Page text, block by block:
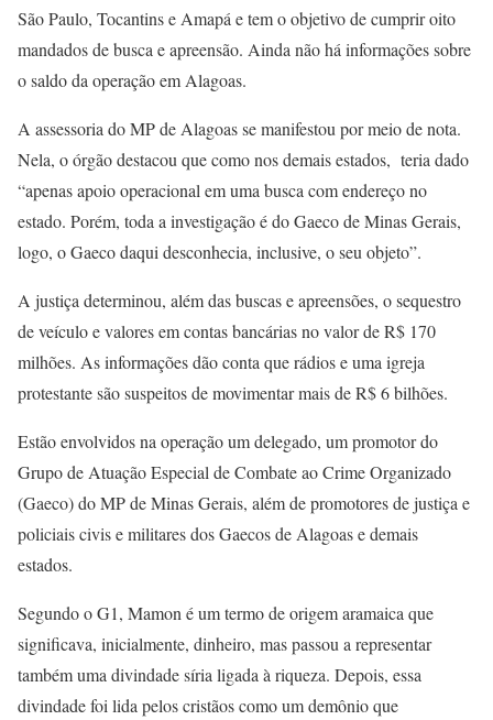
São Paulo, Tocantins e Amapá e tem o objetivo de cumprir oito
mandados de busca e apreensão. Ainda não há informações sobre
o saldo da operação em Alagoas.
A assessoria do MP de Alagoas se manifestou por meio de nota.
Nela, o órgão destacou que como nos demais estados, teria dado
“apenas apoio operacional em uma busca com endereço no
estado. Porém, toda a investigação é do Gaeco de Minas Gerais,
logo, o Gaeco daqui desconhecia, inclusive, o seu objeto”.
A justiça determinou, além das buscas e apreensões, o sequestro
de veículo e valores em contas bancárias no valor de R$ 170
milhões. As informações dão conta que rádios e uma igreja
protestante são suspeitos de movimentar mais de R$ 6 bilhões.
Estão envolvidos na operação um delegado, um promotor do
Grupo de Atuação Especial de Combate ao Crime Organizado
(Gaeco) do MP de Minas Gerais, além de promotores de justiça e
policiais civis e militares dos Gaecos de Alagoas e demais
estados.
Segundo o G1, Mamon é um termo de origem aramaica que
significava, inicialmente, dinheiro, mas passou a representar
também uma divindade síria ligada à riqueza. Depois, essa
divindade foi lida pelos cristãos como um demônio que